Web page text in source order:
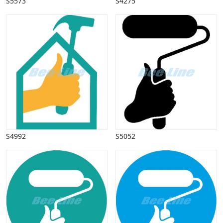
Penge, finans
Piktogrammer
Politik, arbejdsmarked
Restauration, hotel
Scenarier
Skibe, både, søfart
Sommer
Spil
Sport
Spots
Stjernetegn, astrologi
Sundhed, sygdom
Trafik, færdsel
Uddannelse
Udsalg og andre begreber
Underholdning, kultur
S4992 S5052